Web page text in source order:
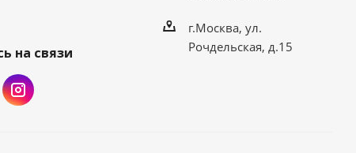
на связи
г.Москва, ул.
Рочдельская, д.15